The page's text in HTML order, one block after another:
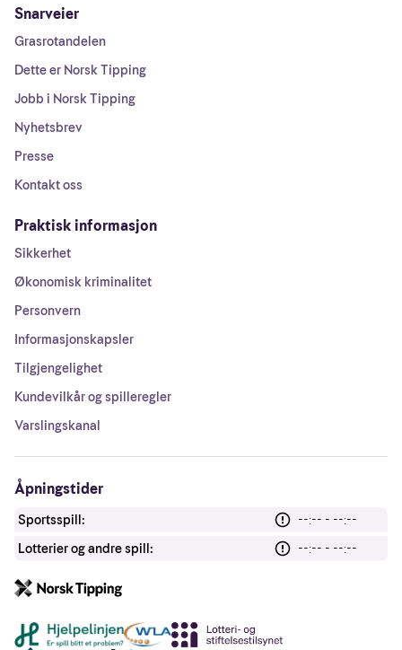
Snarveier
Grasrotandelen
Dette er Norsk Tipping
Jobb i Norsk Tipping
Nyhetsbrev
Presse
Kontakt oss
Praktisk informasjon
Sikkerhet
Økonomisk kriminalitet
Personvern
Informasjonskapsler
Tilgjengelighet
Kundevilkår og spilleregler
Varslingskanal
Åpningstider
Sportsspill:
--:-- - --:--
Lotterier og andre spill:
--:-- - --:--
Andre lenker